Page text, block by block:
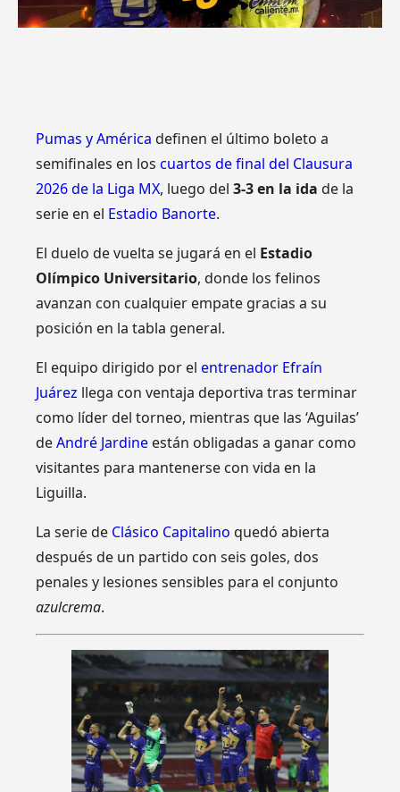
Pumas y América definen el último boleto a
semifinales en loscuartos de final del Clausura
2026 de la Liga MX, luego del 3-3 en la ida de la
serie en el Estadio Banorte.
El duelo de vuelta se jugará en el Estadio
Olímpico Universitario, donde los felinos
avanzan con cualquier empate gracias a su
posición en la tabla general.
El equipo dirigido por elentrenador Efraín
Juárez llega con ventaja deportiva tras terminar
como líder del torneo, mientras que las ‘Aguilas’
deAndré Jardine están obligadas a ganar como
visitantes para mantenerse con vida en la
Liguilla.
La serie de Clásico Capitalino quedó abierta
después de un partido con seis goles, dos
penales y lesiones sensibles para el conjunto
azulcrema.